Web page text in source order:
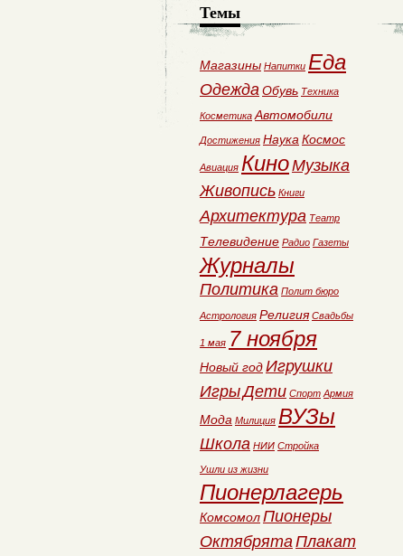
Темы
Магазины Напитки Еда
ОдеждаОбувь Техника
Косметика Автомобили
Достижения Наука Космос
Авиация КиноМузыка
Живопись Книги
Архитектура Театр
Телевидение Радио Газеты
Журналы
Политика Полит бюро
Астрология Религия Свадьбы
1 мая 7 ноября
Новый годИгрушки
ИгрыДети Спорт Армия
Мода Милиция ВУЗы
Школа НИИ Стройка
Ушли из жизни
Пионерлагерь
КомсомолПионеры
ОктябрятаПлакат